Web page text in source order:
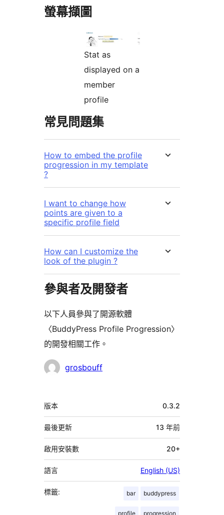
螢幕擷圖
Stat as
displayed on a
member
profile
常見問題集
How to embed the profile
progression in my template
?
I want to change how
points are given to a
specific profile field
How can I customize the
look of the plugin ?
參與者及開發者
以下人員參與了開源軟體
〈BuddyPress Profile Progression〉
的開發相關工作。
參
grosbouff
中
繼
資
料
版本 0.3.2
最後更新 13 年前
啟用安裝數 20+
語言 English (US)
標籤: bar buddypress
profile progression